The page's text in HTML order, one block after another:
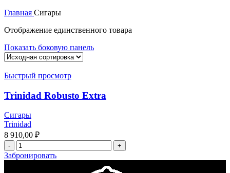
Главная Сигары
Отображение единственного товара
Показать боковую панель
Быстрый просмотр
Trinidad Robusto Extra
Сигары
Trinidad
8 910,00 ₽
Забронировать